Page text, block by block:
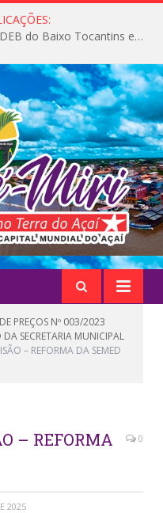
Igarapé-Miri conquista o melhor IDEB do Baixo Tocantins e avança na qualidade da educação pública
PREÇOS Nº 003/2023
SECRETARIA MUNICIPAL
– REFORMA DA SEMED
– REFORMA
0
2025